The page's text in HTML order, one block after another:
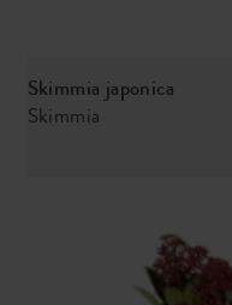
Skimmia japonica
Skimmia